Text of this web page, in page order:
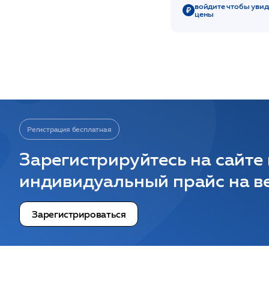
войдите чтобы
цены
Регистрация бесплатная
Зарегистрируйтесь на
индивидуальный прайс на
Зарегистрироваться